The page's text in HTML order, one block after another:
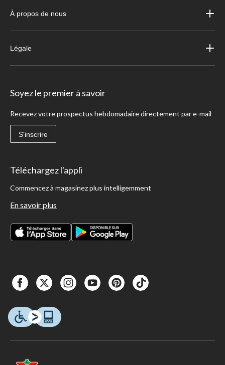
À propos de nous
Légale
Soyez le premier à savoir
Recevez votre prospectus hebdomadaire directement par e-mail
S'inscrire
Téléchargez l'appli
Commencez à magasinez plus intelligemment
En savoir plus